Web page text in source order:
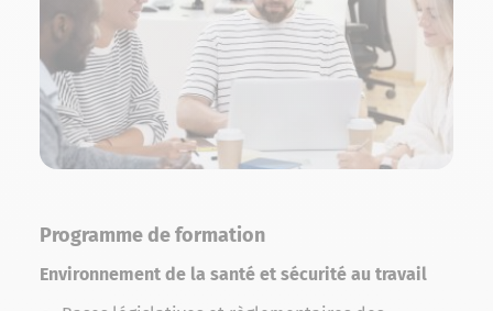
Programme de formation
Environnement de la santé et sécurité au travail